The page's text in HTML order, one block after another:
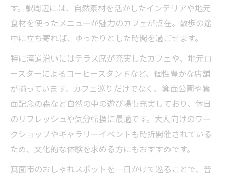
す。駅周辺には、自然素材を活かしたインテリアや地元
食材を使ったメニューが魅力のカフェが点在。散歩の途
中に立ち寄れば、ゆったりとした時間を過ごせます。
特に滝道沿いにはテラス席が充実したカフェや、地元ロ
ースターによるコーヒースタンドなど、個性豊かな店舗
が揃っています。カフェ巡りだけでなく、箕面公園や箕
面記念の森など自然の中の遊び場も充実しており、休日
のリフレッシュや気分転換に最適です。大人向けのワー
クショップやギャラリーイベントも時折開催されている
ため、文化的な体験を求める方にもおすすめです。
箕面市のおしゃれスポットを一日かけて巡ることで、普